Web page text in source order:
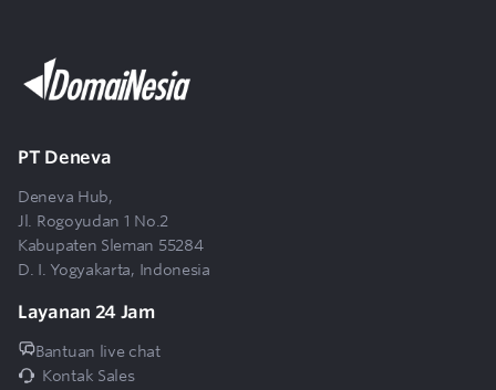
PT Deneva
Deneva Hub,
Jl. Rogoyudan 1 No.2
Kabupaten Sleman 55284
D. I. Yogyakarta, Indonesia
Layanan 24 Jam
Bantuan live chat
Kontak Sales